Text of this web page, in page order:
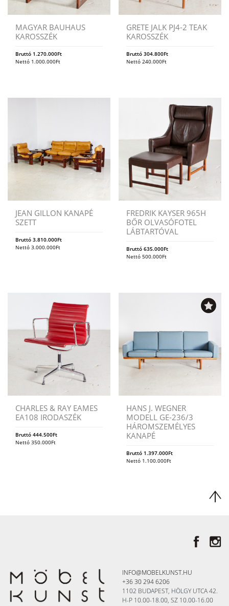
MAGYAR BAUHAUS
KAROSSZÉK
Bruttó 1.270.000Ft
Nettó 1.000.000Ft
GRETE JALK PJ4-2 TEAK
KAROSSZÉK
Bruttó304.800Ft
Nettó240.000Ft
JEAN GILLON KANAPÉ
SZETT
Bruttó 3.810.000Ft
Nettó 3.000.000Ft
FREDRIK KAYSER 965H
BŐR OLVASÓFOTEL
LÁBTARTÓVAL
Bruttó635.000Ft
Nettó500.000Ft
CHARLES & RAY EAMES
EA108 IRODASZÉK
Bruttó 444.500Ft
Nettó 350.000Ft
HANS J. WEGNER
MODELL GE-236/3
HÁROMSZEMÉLYES
KANAPÉ
Bruttó 1.397.000Ft
Nettó 1.100.000Ft
INFO@MOBELKUNST.HU
+36 30 294 6206
1102 BUDAPEST, HÖLGY UTCA 42.
H-P 10.00-18.00, SZ 10.00-16.00